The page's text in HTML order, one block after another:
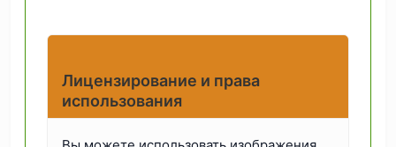
Лицензирование и права
использования